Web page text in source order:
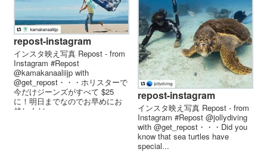
repost-instagram
インスタ映え写真 Repost - from
Instagram #Repost
@kamakanaaliijp with
@get_repost・・・ホリスターで
今だけジーンズがすべて $25
に！明日までなのでお早めにお
越しくだ...
repost-instagram
インスタ映え写真 Repost - from
Instagram #Repost @jollydiving
with @get_repost・・・Did you
know that sea turtles have
special...